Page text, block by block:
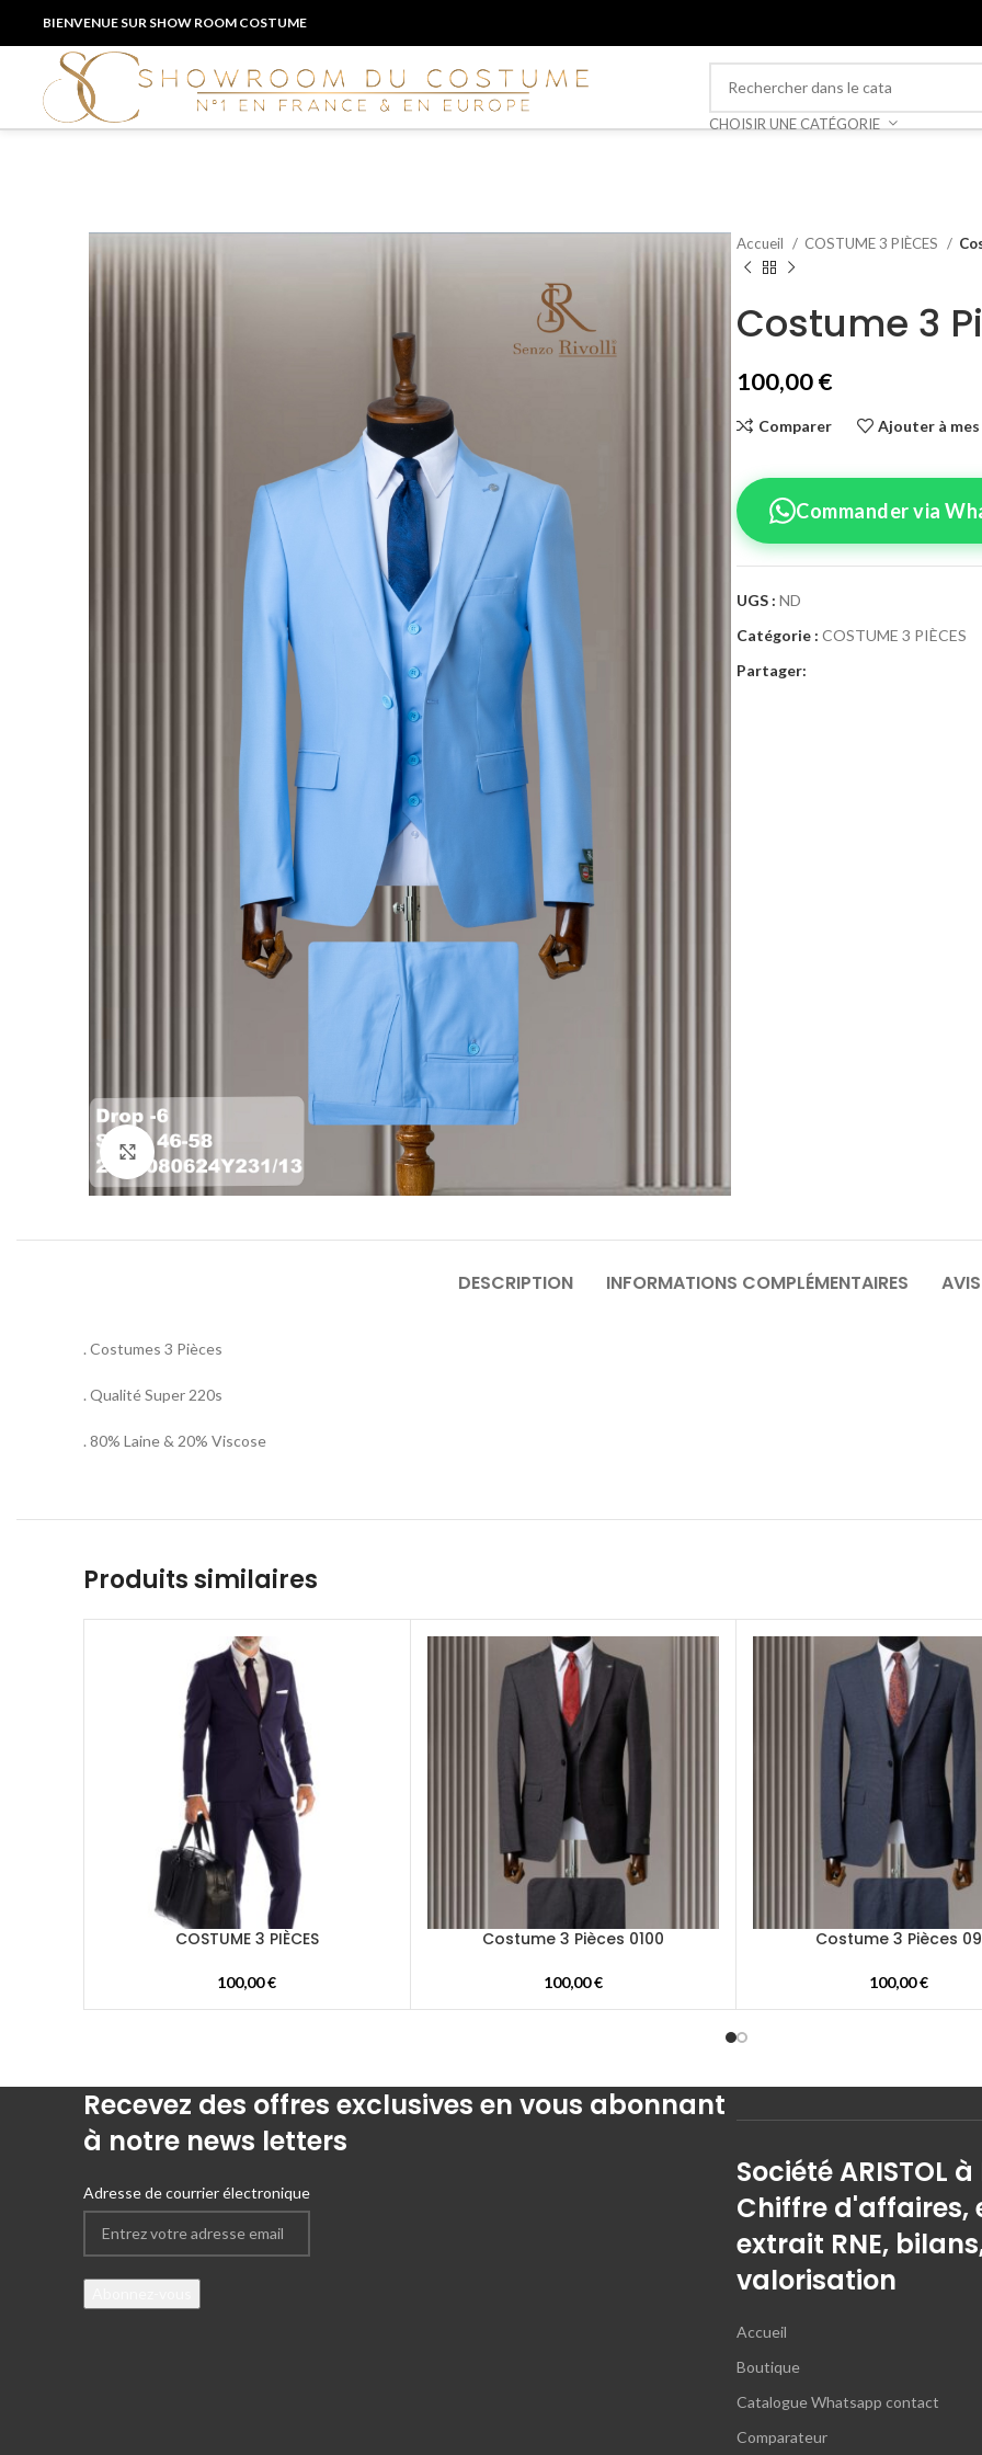
BIENVENUE SUR SHOW ROOM COSTUME
CHOISIR UNE CATÉGORIE
Agrandir
Accueil COSTUME 3 PIÈCES
Costume 3
100,00€
Comparer Ajouter à
Commander via
UGS : ND
Catégorie : COSTUME 3 PIÈCES
Partager:
DESCRIPTION INFORMATIONS COMPLÉMENTAIRES
. Costumes 3 Pièces
. Qualité Super 220s
. 80% Laine & 20% Viscose
Produits similaires
COSTUME 3 PIÈCES
100,00€
Costume 3 Pièces 0100
100,00€
Costume 3 Pièces 09
100,00€
Recevez des offres exclusives en vous abonnant
à notre news letters
Adresse de courrier électronique
Société ARISTOL
Chiffre d'affaires,
extrait RNE,
valorisation
Accueil
Boutique
Catalogue Whatsapp contact
Comparateur